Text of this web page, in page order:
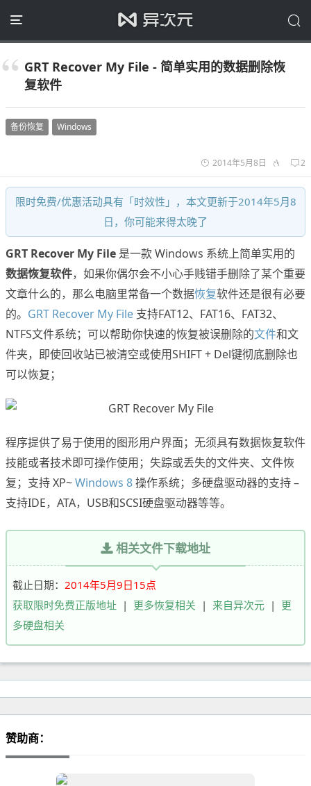
GRT Recover My File - 简单实用的数据删除恢
复软件
备份恢复 Windows
2014年5月8日 2
限时免费/优惠活动具有「时效性」，本文更新于2014年5月8
日，你可能来得太晚了
GRT Recover My File 是一款 Windows 系统上简单实用的
数据恢复软件，如果你偶尔会不小心手贱错手删除了某个重要
文章什么的，那么电脑里常备一个数据恢复软件还是很有必要
的。 GRT Recover My File 支持FAT12、FAT16、FAT32、
NTFS文件系统；可以帮助你快速的恢复被误删除的文件和文
件夹，即使回收站已被清空或使用SHIFT + Del键彻底删除也
可以恢复；
程序提供了易于使用的图形用户界面；无须具有数据恢复软件
技能或者技术即可操作使用；失踪或丢失的文件夹、文件恢
复；支持 XP~Windows 8操作系统；多硬盘驱动器的支持 –
支持IDE，ATA，USB和SCSI硬盘驱动器等等。
相关文件下载地址
截止日期： 2014年5月9日15点
获取限时免费正版地址 | 更多恢复相关 | 来自异次元 | 更
多硬盘相关
赞助商：